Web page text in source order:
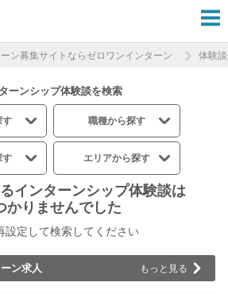
ン募集サイトならゼロワンインターン 体験
ーンシップ体験談を検索
す 職種から探す
す エリアから探す
インターンシップ体験談は
かりませんでした
設定して検索してください
ン求人 もっと見る